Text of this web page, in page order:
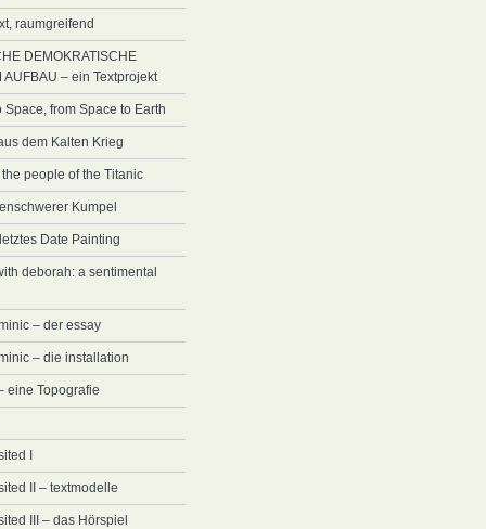
raumgreifend
DEMOKRATISCHE
AUFBAU – ein Textprojekt
Space, from Space to Earth
dem Kalten Krieg
people of the Titanic
Kumpel
Date Painting
deborah: a sentimental
– der essay
– die installation
eine Topografie
I
II – textmodelle
III – das Hörspiel